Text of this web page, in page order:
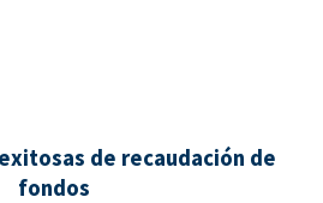
de recaudación de
fondos